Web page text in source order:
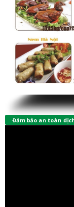
Đảm bảo an toàn